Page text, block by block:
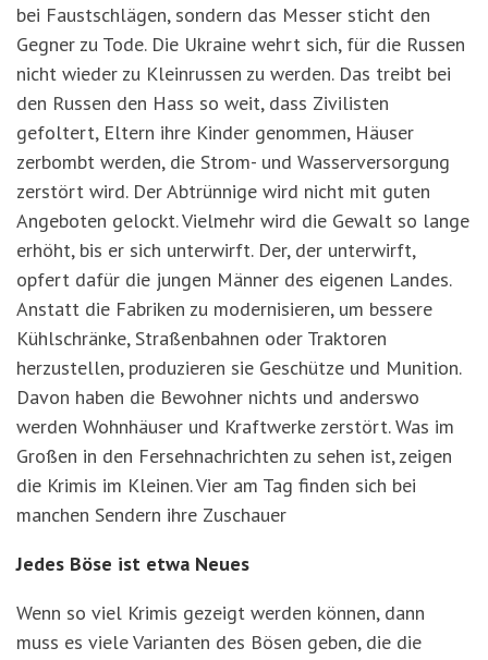
bei Faustschlägen, sondern das Messer sticht den
Gegner zu Tode. Die Ukraine wehrt sich, für die Russen
nicht wieder zu Kleinrussen zu werden. Das treibt bei
den Russen den Hass so weit, dass Zivilisten
gefoltert, Eltern ihre Kinder genommen, Häuser
zerbombt werden, die Strom- und Wasserversorgung
zerstört wird. Der Abtrünnige wird nicht mit guten
Angeboten gelockt. Vielmehr wird die Gewalt so lange
erhöht, bis er sich unterwirft. Der, der unterwirft,
opfert dafür die jungen Männer des eigenen Landes.
Anstatt die Fabriken zu modernisieren, um bessere
Kühlschränke, Straßenbahnen oder Traktoren
herzustellen, produzieren sie Geschütze und Munition.
Davon haben die Bewohner nichts und anderswo
werden Wohnhäuser und Kraftwerke zerstört. Was im
Großen in den Fersehnachrichten zu sehen ist, zeigen
die Krimis im Kleinen. Vier am Tag finden sich bei
manchen Sendern ihre Zuschauer
Jedes Böse ist etwa Neues
Wenn so viel Krimis gezeigt werden können, dann
muss es viele Varianten des Bösen geben, die die